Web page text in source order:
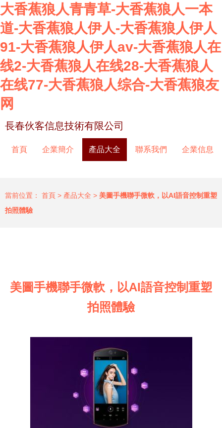
大香蕉狼人青青草-大香蕉狼人一本
道-大香蕉狼人伊人-大香蕉狼人伊人
91-大香蕉狼人伊人av-大香蕉狼人在
线2-大香蕉狼人在线28-大香蕉狼人
在线77-大香蕉狼人综合-大香蕉狼友
网
長春伙客信息技術有限公司
首頁 企業簡介 產品大全 聯系我們 企業信息
當前位置： 首頁 > 產品大全 > 美圖手機聯手微軟，以AI語音控制重塑
拍照體驗
美圖手機聯手微軟，以AI語音控制重塑
拍照體驗